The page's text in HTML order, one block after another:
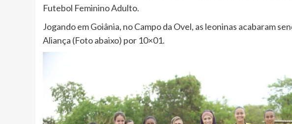
Futebol Feminino Adulto.
Jogando em Goiânia, no Campo da Ovel, as leoninas acabaram
Aliança (Foto abaixo) por 10×01.